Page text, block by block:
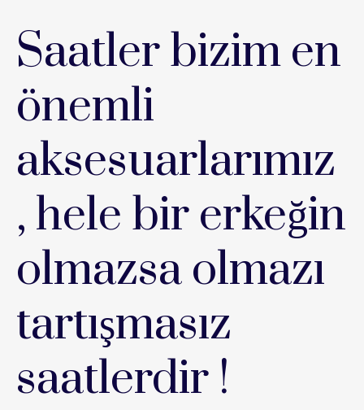
Saatler bizim en
önemli
aksesuarlarımız
, hele bir erkeğin
olmazsa olmazı
tartışmasız
saatlerdir !